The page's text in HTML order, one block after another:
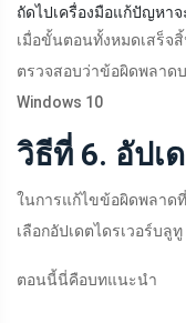
ถัดไปเครื่องมือแก้ปัญหา
เมื่อขั้นตอนทั้งหมดเสร็จ
ตรวจสอบว่าข้อผิดพลาด
Windows 10
วิธีที่ 6. อัปเ
ในการแก้ไขข้อผิดพลาด
เลือกอัปเดตไดรเวอร์บลูทู
ตอนนี้นี่คือบทแนะนำ